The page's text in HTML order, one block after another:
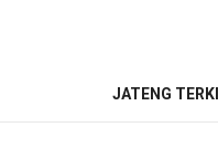
JATENG